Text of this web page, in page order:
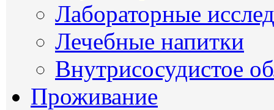
Лабораторные
Лечебные напитки
Внутрисосудистое
Проживание